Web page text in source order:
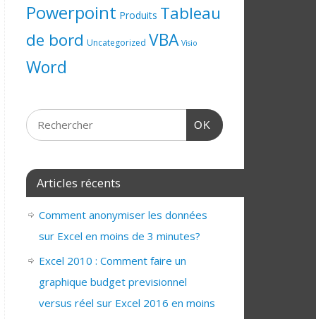
Powerpoint Produits Tableau
de bord Uncategorized VBA Visio
Word
OK
Articles récents
Comment anonymiser les données
sur Excel en moins de 3 minutes?
Excel 2010 : Comment faire un
graphique budget previsionnel
versus réel sur Excel 2016 en moins